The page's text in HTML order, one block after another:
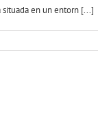
situada en un entorn [...]